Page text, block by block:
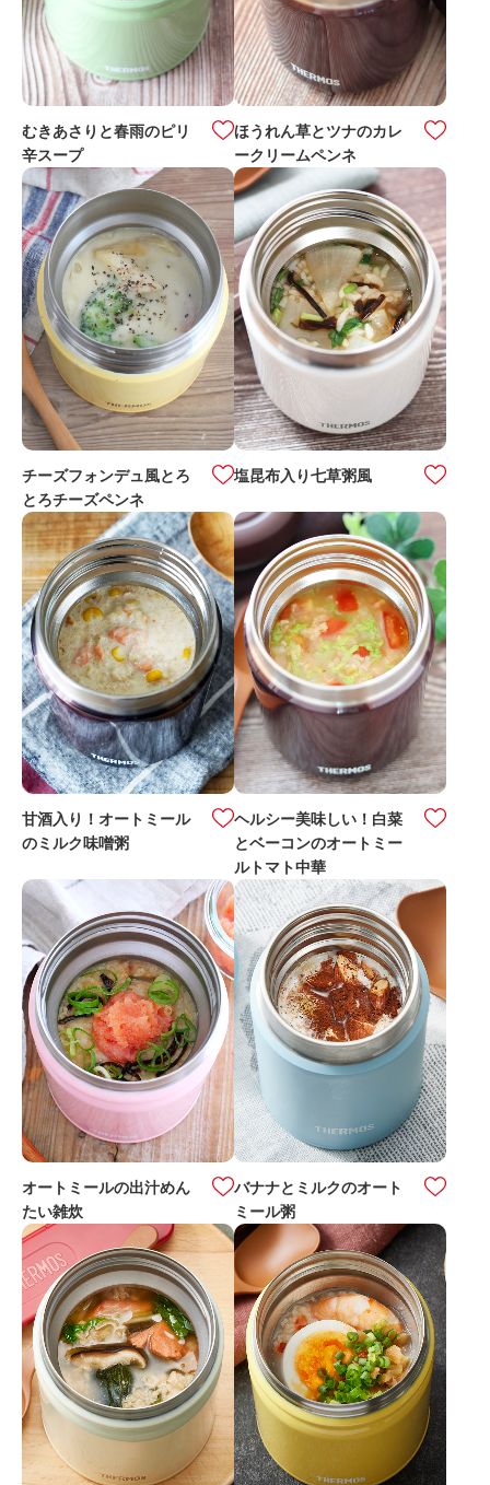
むきあさりと春雨のピリ
辛スープ
ほうれん草とツナのカレ
ークリームペンネ
チーズフォンデュ風とろ
とろチーズペンネ
塩昆布入り七草粥風
甘酒入り！オートミール
のミルク味噌粥
ヘルシー美味しい！白菜
とベーコンのオートミー
ルトマト中華
オートミールの出汁めん
たい雑炊
バナナとミルクのオート
ミール粥